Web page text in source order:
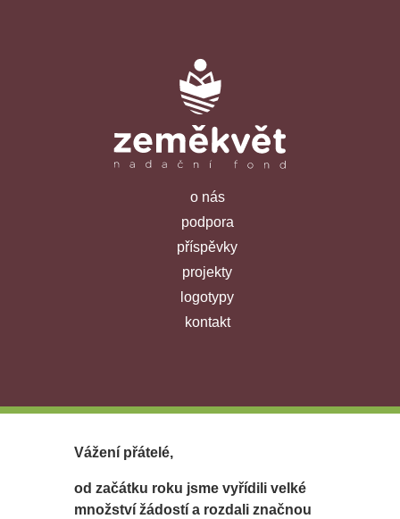
o nás
podpora
příspěvky
projekty
logotypy
kontakt
Vážení přátelé,
od začátku roku jsme vyřídili velké
množství žádostí a rozdali značnou